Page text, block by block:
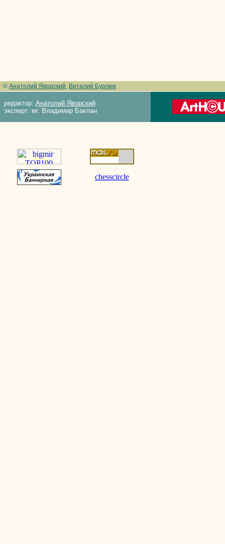
© Анатолий Яворский, Виталий Бурлюк
редактор: Анатолий Яворский
эксперт: мг. Владимир Баклан
chesscircle